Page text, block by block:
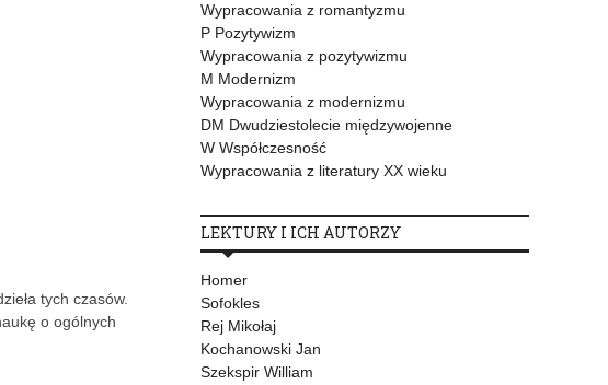
tych czasów.
o ogólnych
Wypracowania z romantyzmu
P Pozytywizm
Wypracowania z pozytywizmu
M Modernizm
Wypracowania z modernizmu
DM Dwudziestolecie międzywojenne
W Współczesność
Wypracowania z literatury XX wieku
LEKTURY I ICH AUTORZY
Homer
Sofokles
Rej Mikołaj
Kochanowski Jan
Szekspir William